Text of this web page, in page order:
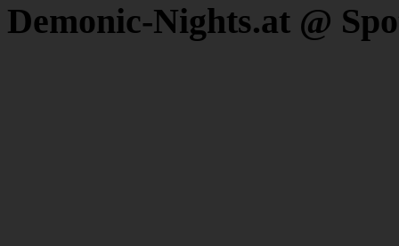
Demonic-Nights.at @